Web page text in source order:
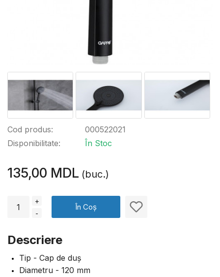
Cod produs:
Disponibilitate:
000522021
În Stoc
135,00 MDL (buc.)
+
-
În Coș
Descriere
Tip - Cap de duș
Diametru - 120 mm